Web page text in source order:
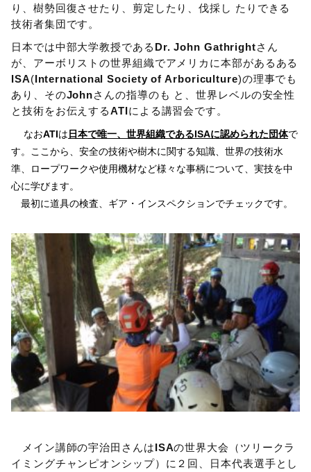
り、樹勢回復させたり、剪定したり、伐採し たりできる
技術者集団です。
日本では中部大学教授である Dr. John Gathrightさん
が、アーボリストの世界組織でアメリカに本部があるある
ISA(International Society of Arboriculture)の理事でも
あり、そのJohnさんの指導のも と、世界レベルの安全性
と技術をお伝えするATIによる講習会です。
なおATIは 日本で唯一、世界組織であるISAに認められた団体で
す。ここから、安全の技術や樹木に関する知識、世界の技術水
準、ロープワークや使用機材など様々な事柄について、実技を中
心に学びます。
最初に道具の検査、ギア・インスペクションでチェックです。
メイン講師の宇治田さんはISAの世界大会（ツリークラ
イミングチャンピオンシップ）に２回、日本代表選手とし